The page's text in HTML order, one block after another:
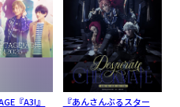
『A3!』
『あんさんぶるスター